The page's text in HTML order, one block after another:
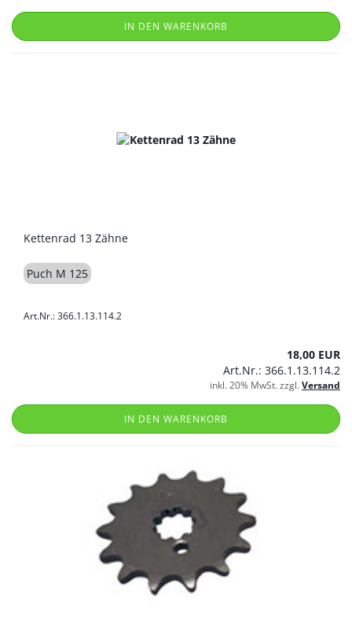
IN DEN WARENKORB
Kettenrad 13 Zähne
Puch M 125
Art.Nr.: 366.1.13.114.2
18,00 EUR
Art.Nr.: 366.1.13.114.2
inkl. 20% MwSt. zzgl.Versand
IN DEN WARENKORB